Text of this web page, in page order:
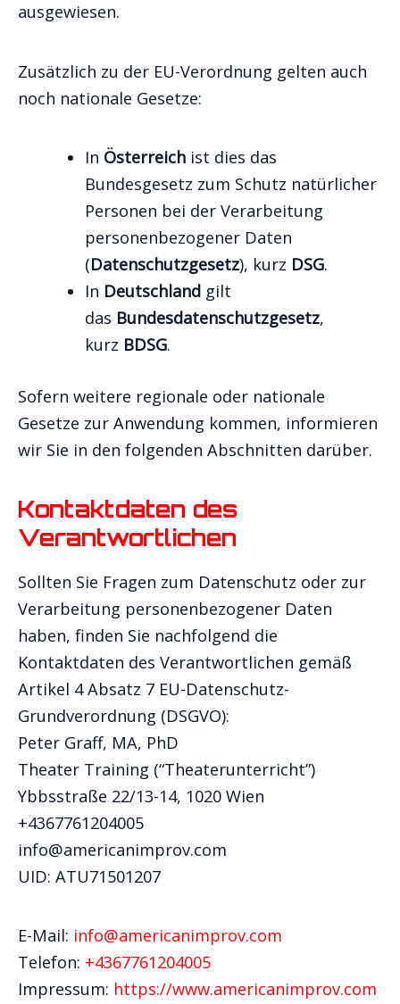
ausgewiesen.
Zusätzlich zu der EU-Verordnung gelten auch
noch nationale Gesetze:
In Österreichist dies das
Bundesgesetz zum Schutz natürlicher
Personen bei der Verarbeitung
personenbezogener Daten
(Datenschutzgesetz), kurz DSG.
In Deutschlandgilt
das Bundesdatenschutzgesetz,
kurz BDSG.
Sofern weitere regionale oder nationale
Gesetze zur Anwendung kommen, informieren
wir Sie in den folgenden Abschnitten darüber.
Kontaktdaten des
Verantwortlichen
Sollten Sie Fragen zum Datenschutz oder zur
Verarbeitung personenbezogener Daten
haben, finden Sie nachfolgend die
Kontaktdaten des Verantwortlichen gemäß
Artikel 4 Absatz 7 EU-Datenschutz-
Grundverordnung (DSGVO):
Peter Graff, MA, PhD
Theater Training (“Theaterunterricht”)
Ybbsstraße 22/13-14, 1020 Wien
+4367761204005
info@americanimprov.com
UID: ATU71501207
E-Mail: info@americanimprov.com
Telefon: +4367761204005
Impressum: https://www.americanimprov.com